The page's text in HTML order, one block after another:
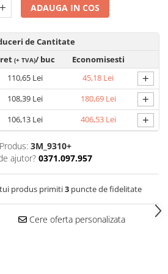
(HI-
VIS)
|
|
ADAUGA IN COS
de Cantitate
(+ TVA)/ buc
Economisesti
110,65 Lei 45,18 Lei +
108,39 Lei 180,69 Lei +
106,13 Lei 406,53 Lei +
3M_9310+
ajutor? 0371.097.957
produs primiti3 puncte de fidelitate
Cere oferta personalizata